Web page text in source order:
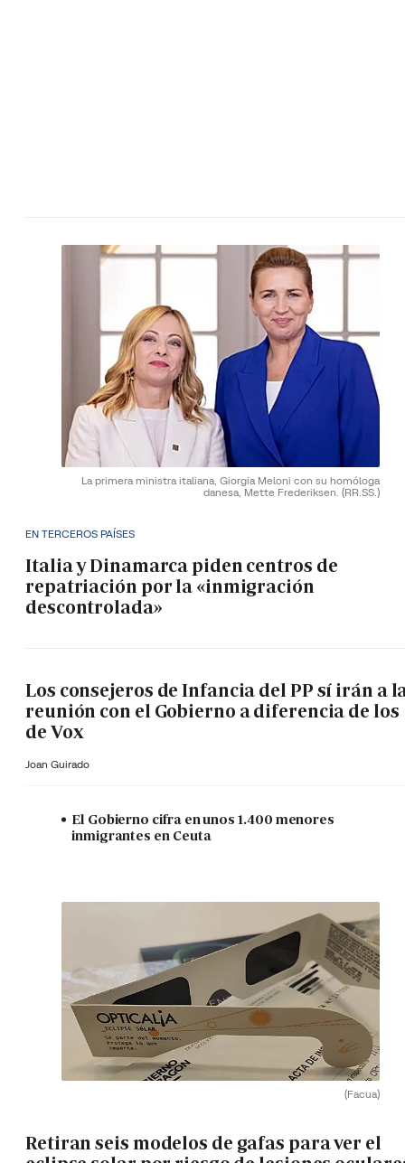
La primera ministra italiana, Giorgia Meloni con su homóloga
danesa, Mette Frederiksen. (RR.SS.)
EN TERCEROS PAÍSES
Italia y Dinamarca piden centros de
repatriación por la «inmigración
descontrolada»
Los consejeros de Infancia del PP sí irán a
reunión con el Gobierno a diferencia de los
de Vox
Joan Guirado
El Gobierno cifra en unos 1.400 menores
inmigrantes en Ceuta
(Facua)
Retiran seis modelos de gafas para ver el